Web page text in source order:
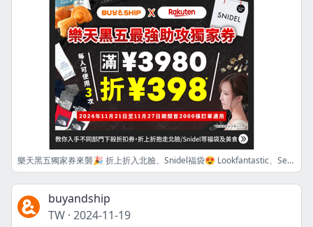
樂天黑五獨家券來襲🎉 折上折入北臉、Snidel福袋😍 Lookfantastic、Sephora和Aesop美妝護膚4️⃣折起💆🏻‍♀️
buyandship
TW · 2024-11-19